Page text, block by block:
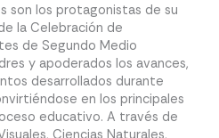
son los protagonistas de su
la Celebración de
de Segundo Medio
y apoderados los avances,
desarrollados durante
en los principales
educativo. A través de
Ciencias Naturales,